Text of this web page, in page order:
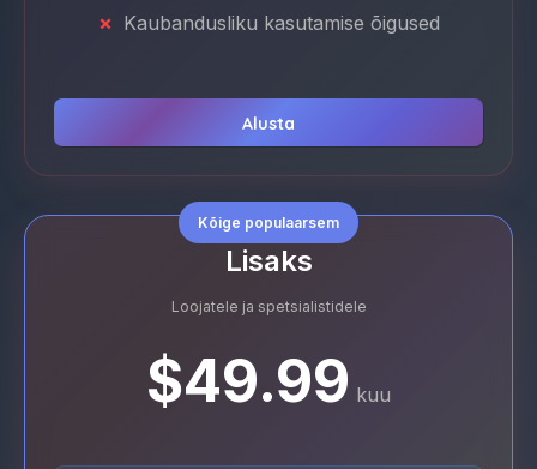
Kaubandusliku kasutamise õigused
Alusta
Kõige populaarsem
Lisaks
Loojatele ja spetsialistidele
$49.99 kuu